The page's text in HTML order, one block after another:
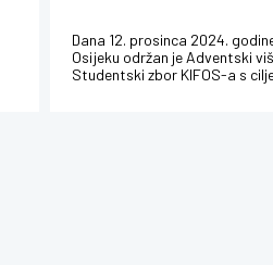
Dana 12. prosinca 2024.
Osijeku održan je Adventski
Studentski zbor KIFOS-a s